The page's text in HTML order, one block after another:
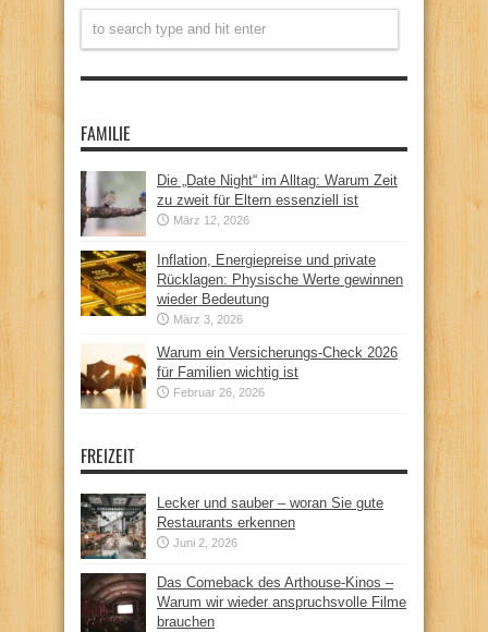
FAMILIE
Die „Date Night“ im Alltag: Warum Zeit
zu zweit für Eltern essenziell ist
März 12, 2026
Inflation, Energiepreise und private
Rücklagen: Physische Werte gewinnen
wieder Bedeutung
März 3, 2026
Warum ein Versicherungs-Check 2026
für Familien wichtig ist
Februar 26, 2026
FREIZEIT
Lecker und sauber – woran Sie gute
Restaurants erkennen
Juni 2, 2026
Das Comeback des Arthouse-Kinos –
Warum wir wieder anspruchsvolle Filme
brauchen